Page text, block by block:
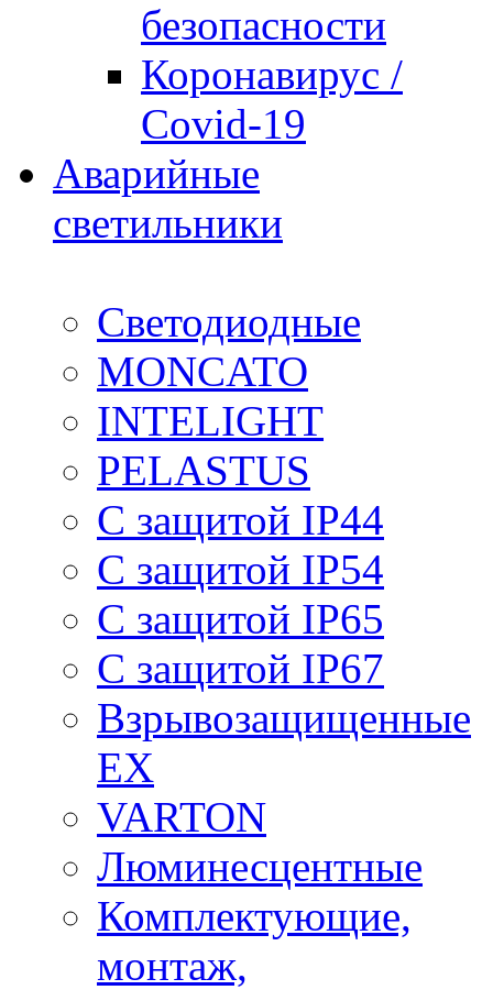
безопасности
Коронавирус /
Covid-19
Аварийные
светильники
Светодиодные
MONCATO
INTELIGHT
PELASTUS
С защитой IP44
С защитой IP54
С защитой IP65
С защитой IP67
Взрывозащищенные
EX
VARTON
Люминесцентные
Комплектующие,
монтаж,